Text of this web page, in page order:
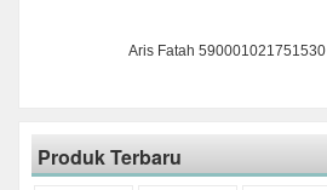
Aris Fatah 590001021751530
Produk Terbaru